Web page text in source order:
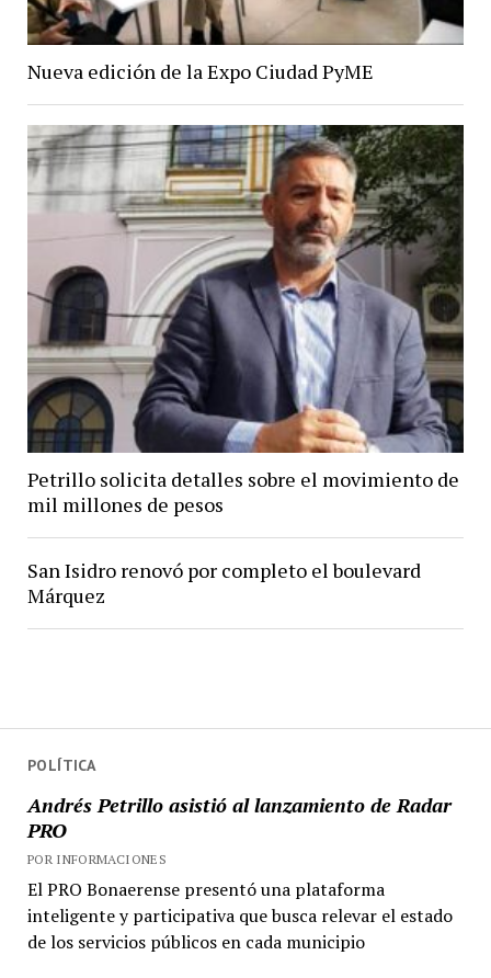
POLÍTICA
Andrés Petrillo asistió al lanzamiento de Radar
PRO
POR INFORMACIONES
El PRO Bonaerense presentó una plataforma
inteligente y participativa que busca relevar el estado
de los servicios públicos en cada municipio
Nueva edición de la Expo Ciudad PyME
Petrillo solicita detalles sobre el movimiento de
mil millones de pesos
San Isidro renovó por completo el boulevard
Márquez